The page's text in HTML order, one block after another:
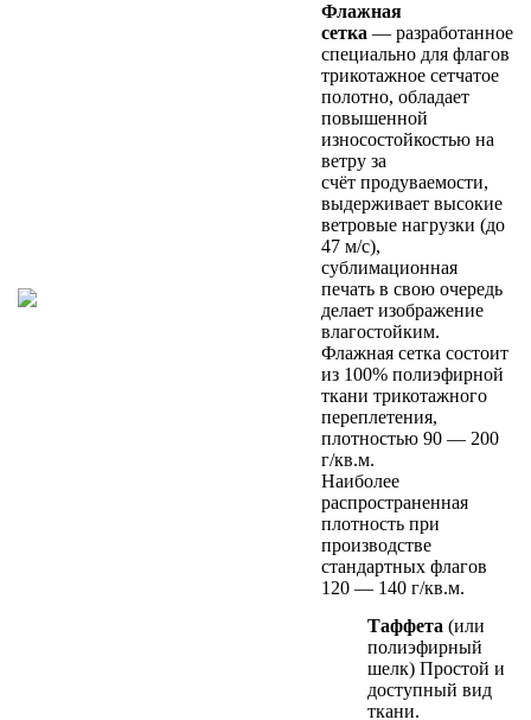
Флажная
сетка — разработанное
специально для флагов
трикотажное сетчатое
полотно, обладает
повышенной
износостойкостью на
ветру за
счёт продуваемости,
выдерживает высокие
ветровые нагрузки (до
47 м/с),
сублимационная
печать в свою очередь
делает изображение
влагостойким.
Флажная сетка состоит
из 100% полиэфирной
ткани трикотажного
переплетения,
плотностью 90 — 200
г/кв.м.
Наиболее
распространенная
плотность при
производстве
стандартных флагов
120 — 140 г/кв.м.
Таффета (или
полиэфирный
шелк) Простой и
доступный вид
ткани.